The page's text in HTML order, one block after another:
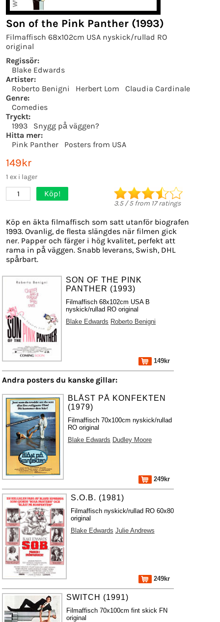
Son of the Pink Panther (1993)
Filmaffisch 68x102cm USA nyskick/rullad RO
original
Regissör:
Blake Edwards
Artister:
Roberto Benigni
Herbert Lom
Claudia Cardinale
Genre:
Comedies
Tryckt:
1993
Snygg på väggen?
Hitta mer:
Pink Panther
Posters from USA
149kr
1 ex i lager
1 Köp!
3.5/5from 17ratings
Köp en äkta filmaffisch som satt utanför biografen
1993. Ovanlig, de flesta slängdes när filmen gick
ner. Papper och färger i hög kvalitet, perfekt att
rama in på väggen. Snabb leverans, Swish, DHL
spårbart.
SON OF THE PINK
PANTHER (1993)
Filmaffisch 68x102cm USA B
nyskick/rullad RO original
Blake Edwards Roberto Benigni
149kr
Andra posters du kanske gillar:
BLÅST PÅ KONFEKTEN
(1979)
Filmaffisch 70x100cm nyskick/rullad
RO original
Blake Edwards Dudley Moore
249kr
S.O.B. (1981)
Filmaffisch nyskick/rullad RO 60x80
original
Blake Edwards Julie Andrews
249kr
SWITCH (1991)
Filmaffisch 70x100cm fint skick FN
original